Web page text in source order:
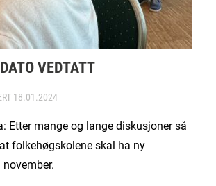
VEDTATT
18.01.2024
Etter mange og lange diskusjoner så
folkehøgskolene skal ha ny